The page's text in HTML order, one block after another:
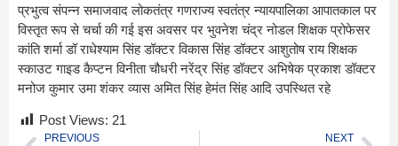
प्रभुत्व संपन्न समाजवाद लोकतंत्र गणराज्य स्वतंत्र न्यायपालिका आपातकाल पर
विस्तृत रूप से चर्चा की गई इस अवसर पर भुवनेश चंद्र नोडल शिक्षक प्रोफेसर
कांति शर्मा डॉ राधेश्याम सिंह डॉक्टर विकास सिंह डॉक्टर आशुतोष राय शिक्षक
स्काउट गाइड कैप्टन विनीता चौधरी नरेंद्र सिंह डॉक्टर अभिषेक प्रकाश डॉक्टर
मनोज कुमार उमा शंकर व्यास अमित सिंह हेमंत सिंह आदि उपस्थित रहे
Post Views: 21
PREVIOUS NEXT